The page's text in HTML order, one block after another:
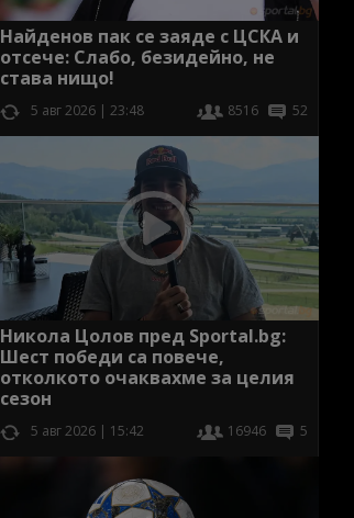
Найденов пак се заяде с ЦСКА и
отсече: Слабо, безидейно, не
става нищо!
5 авг 2026 | 23:48 8516 52
Никола Цолов пред Sportal.bg:
Шест победи са повече,
отколкото очаквахме за целия
сезон
5 авг 2026 | 15:42 16946 5